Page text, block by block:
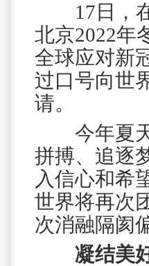
17日，在
北京2022年
全球应对新
过口号向世
请。
今年夏天
拼搏、追逐
入信心和希
世界将再次
次消融隔阂
凝结美